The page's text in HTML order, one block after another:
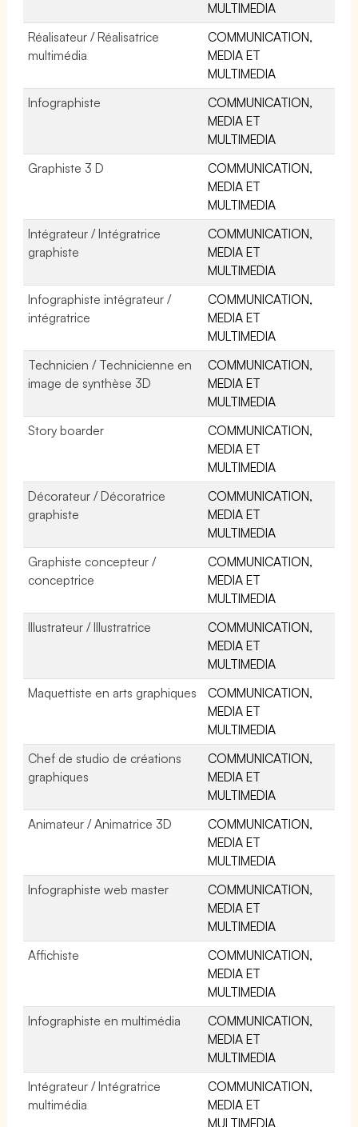
MULTIMEDIA
Réalisateur / Réalisatrice
multimédia
COMMUNICATION,
MEDIA ET
MULTIMEDIA
Infographiste
COMMUNICATION,
MEDIA ET
MULTIMEDIA
Graphiste 3 D
COMMUNICATION,
MEDIA ET
MULTIMEDIA
Intégrateur / Intégratrice
graphiste
COMMUNICATION,
MEDIA ET
MULTIMEDIA
Infographiste intégrateur /
intégratrice
COMMUNICATION,
MEDIA ET
MULTIMEDIA
Technicien / Technicienne en
image de synthèse 3D
COMMUNICATION,
MEDIA ET
MULTIMEDIA
Story boarder
COMMUNICATION,
MEDIA ET
MULTIMEDIA
Décorateur / Décoratrice
graphiste
COMMUNICATION,
MEDIA ET
MULTIMEDIA
Graphiste concepteur /
conceptrice
COMMUNICATION,
MEDIA ET
MULTIMEDIA
Illustrateur / Illustratrice
COMMUNICATION,
MEDIA ET
MULTIMEDIA
Maquettiste en arts graphiques
COMMUNICATION,
MEDIA ET
MULTIMEDIA
Chef de studio de créations
graphiques
COMMUNICATION,
MEDIA ET
MULTIMEDIA
Animateur / Animatrice 3D
COMMUNICATION,
MEDIA ET
MULTIMEDIA
Infographiste web master
COMMUNICATION,
MEDIA ET
MULTIMEDIA
Affichiste
COMMUNICATION,
MEDIA ET
MULTIMEDIA
Infographiste en multimédia
COMMUNICATION,
MEDIA ET
MULTIMEDIA
Intégrateur / Intégratrice
multimédia
COMMUNICATION,
MEDIA ET
MULTIMEDIA